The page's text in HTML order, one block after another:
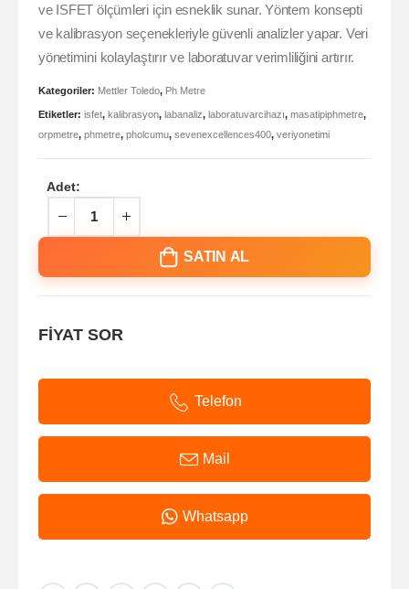
ve ISFET ölçümleri için esneklik sunar. Yöntem konsepti
ve kalibrasyon seçenekleriyle güvenli analizler yapar. Veri
yönetimini kolaylaştırır ve laboratuvar verimliliğini artırır.
Kategoriler: Mettler Toledo, Ph Metre
Etiketler: isfet, kalibrasyon, labanaliz, laboratuvarcihazı, masatipiphmetre,
orpmetre, phmetre, pholcumu, sevenexcellences400, veriyonetimi
Adet:
SATIN AL
FİYAT SOR
Telefon
Mail
Whatsapp